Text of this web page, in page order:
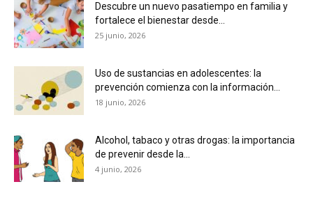
Descubre un nuevo pasatiempo en familia y
fortalece el bienestar desde...
25 junio, 2026
Uso de sustancias en adolescentes: la
prevención comienza con la información...
18 junio, 2026
Alcohol, tabaco y otras drogas: la importancia
de prevenir desde la...
4 junio, 2026